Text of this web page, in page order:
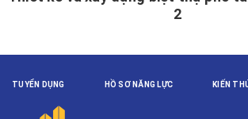
2
TUYỂN DỤNG HỒ SƠ NĂNG LỰC KIẾN